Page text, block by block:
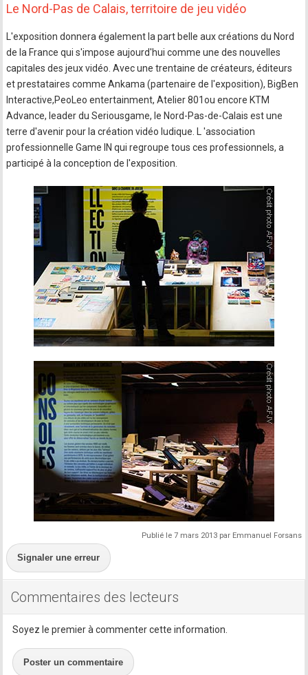
Le Nord-Pas de Calais, territoire de jeu vidéo
L'exposition donnera également la part belle aux créations du Nord
de la France qui s'impose aujourd'hui comme une des nouvelles
capitales des jeux vidéo. Avec une trentaine de créateurs, éditeurs
et prestataires comme Ankama (partenaire de l'exposition), BigBen
Interactive,PeoLeo entertainment, Atelier 801ou encore KTM
Advance, leader du Seriousgame, le Nord-Pas-de-Calais est une
terre d'avenir pour la création vidéo ludique. L 'association
professionnelle Game IN qui regroupe tous ces professionnels, a
participé à la conception de l'exposition.
Publié le 7 mars 2013 par Emmanuel Forsans
Signaler une erreur
Commentaires des lecteurs
Soyez le premier à commenter cette information.
Poster un commentaire